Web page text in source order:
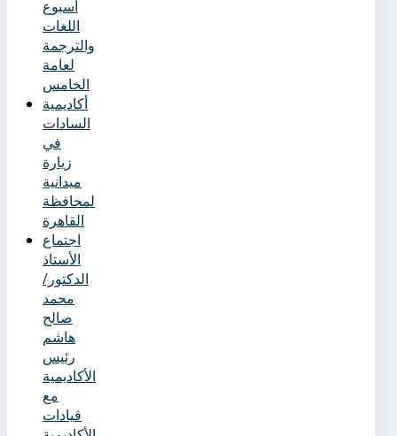
أسبوع
اللغات
والترجمة
لعامة
الخامس
أكاديمية
السادات
في
زيارة
ميدانية
لمحافظة
القاهرة
اجتماع
الأستاذ
الدكتور/
محمد
صالح
هاشم
رئيس
الأكاديمية
مع
قيادات